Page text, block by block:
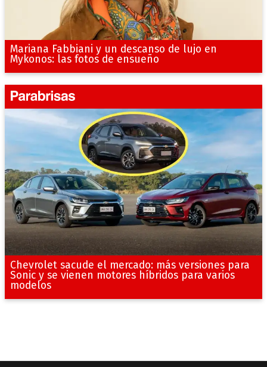
Mariana Fabbiani y un descanso de lujo en
Mykonos: las fotos de ensueño
Chevrolet sacude el mercado: más versiones para
Sonic y se vienen motores híbridos para varios
modelos